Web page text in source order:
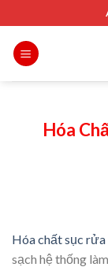
to
content
Hóa
Hóa chất sục
sạch hệ thống